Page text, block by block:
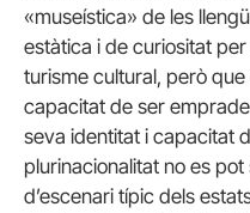
«museística» de les
estàtica i de curiositat
turisme cultural, però que
capacitat de ser
seva identitat i capacitat
plurinacionalitat no es
d’escenari típic dels